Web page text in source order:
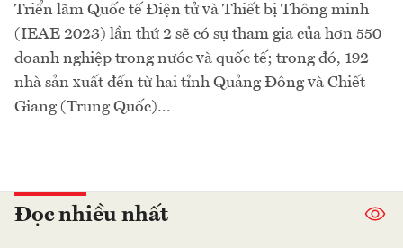
Triển lãm Quốc tế Điện tử và Thiết bị Thông minh
(IEAE 2023) lần thứ 2 sẽ có sự tham gia của hơn 550
doanh nghiệp trong nước và quốc tế; trong đó, 192
nhà sản xuất đến từ hai tỉnh Quảng Đông và Chiết
Giang (Trung Quốc)...
Đọc nhiều nhất